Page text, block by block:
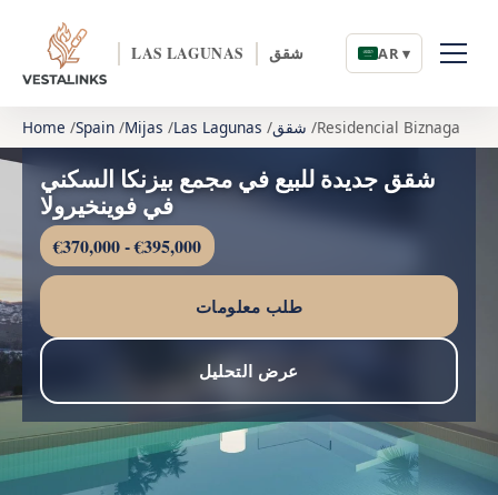
LAS LAGUNAS شقق AR ▾
Home Spain Mijas Las Lagunas شقق Residencial Biznaga
شقق جديدة للبيع في مجمع بيزنكا السكني
في فوينخيرولا
€370,000 - €395,000
طلب معلومات
عرض التحليل